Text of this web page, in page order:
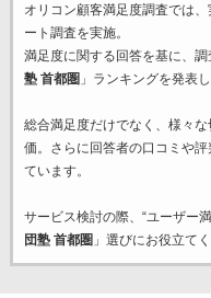
オリコン顧客満足度調査では
ート調査を実施。
満足度に関する回答を基に、調
塾 首都圏 」ランキングを発表し
総合満足度だけでなく、様々な
価。さらに回答者の口コミや
ています。
サービス検討の際、“ユーザー
団塾 首都圏 」選びにお役立てく